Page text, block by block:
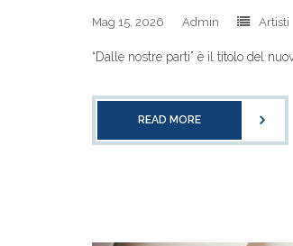
Mag 15, 2026 Admin Artisti
“Dalle nostre parti” è il titolo del
READ MORE